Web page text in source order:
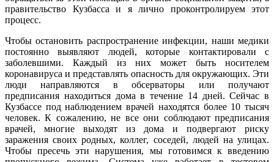
правительство Кузбасса и я лично проконтролируем этот
процесс.
Чтобы остановить распространение инфекции, наши медики
постоянно выявляют людей, которые контактировали с
заболевшими. Каждый из них может быть носителем
коронавируса и представлять опасность для окружающих. Эти
люди направляются в обсерваторы или получают
предписания находиться дома в течение 14 дней. Сейчас в
Кузбассе под наблюдением врачей находятся более 10 тысяч
человек. К сожалению, не все они соблюдают предписания
врачей, многие выходят из дома и подвергают риску
заражения своих родных, коллег, соседей, людей на улицах.
Чтобы пресечь эти нарушения, мы готовимся к введению